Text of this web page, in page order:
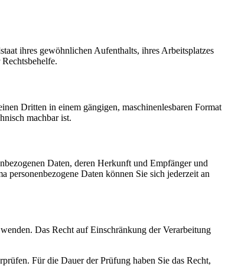
ihres gewöhnlichen Aufenthalts, ihres Arbeitsplatzes
Dritten in einem gängigen, maschinenlesbaren Format
machbar ist.
Daten, deren Herkunft und Empfänger und
Daten können Sie sich jederzeit an
Das Recht auf Einschränkung der Verarbeitung
Für die Dauer der Prüfung haben Sie das Recht,